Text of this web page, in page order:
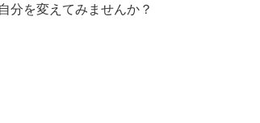
分を変えてみませんか？